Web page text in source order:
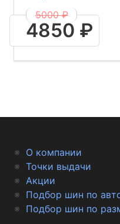
5000 ₽
4850 ₽
О компании
Точки выдачи
Акции
Подбор шин по
Подбор шин по